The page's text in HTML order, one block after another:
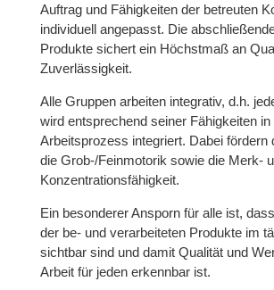
Auftrag und Fähigkeiten der betreuten
individuell angepasst. Die
Produkte sichert ein Höchstmaß an
Zuverlässigkeit.
Alle Gruppen arbeiten integrativ, d.h.
wird entsprechend seiner Fähigkeiten in
Arbeitsprozess integriert. Dabei fördern
die Grob-/Feinmotorik sowie die Merk-
Konzentrationsfähigkeit.
Ein besonderer Ansporn für alle ist,
der be- und verarbeiteten Produkte im
sichtbar sind und damit Qualität und
Arbeit für jeden erkennbar ist.